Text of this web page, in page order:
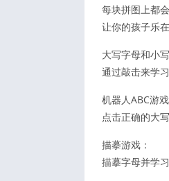
每块拼图上都
让你的孩子乐
大写字母和小
通过敲击来学
机器人ABC游戏
点击正确的大
描摹游戏：
描摹字母并学